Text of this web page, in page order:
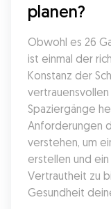
planen?
Obwohl es 26
ist einmal der
Konstanz der
Spaziergänge
Anforderungen
verstehen, um
erstellen und
Vertrautheit zu
Gesundheit